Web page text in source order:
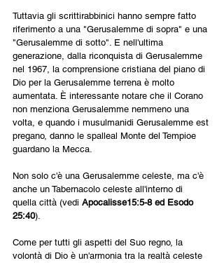
Tuttavia gli scrittirabbinici hanno sempre fatto
riferimento a una "Gerusalemme di sopra" e una
"Gerusalemme di sotto". E nell'ultima
generazione, dalla riconquista di Gerusalemme
nel 1967, la comprensione cristiana del piano di
Dio per la Gerusalemme terrena è molto
aumentata. È interessante notare che il Corano
non menziona Gerusalemme nemmeno una
volta, e quando i musulmanidi Gerusalemme est
pregano, danno le spalleal Monte del Tempioe
guardano la Mecca.
Non solo c'è una Gerusalemme celeste, ma c'è
anche un Tabernacolo celeste all'interno di
quella città (vedi Apocalisse15:5-8 ed Esodo
25:40).
Come per tutti gli aspetti del Suo regno, la
volontà di Dio è un'armonia tra la realtà celeste